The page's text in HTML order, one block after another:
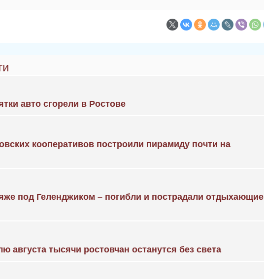
авто сгорели в Ростове
кооперативов построили пирамиду почти на
под Геленджиком – погибли и пострадали отдыхающие
августа тысячи ростовчан останутся без света